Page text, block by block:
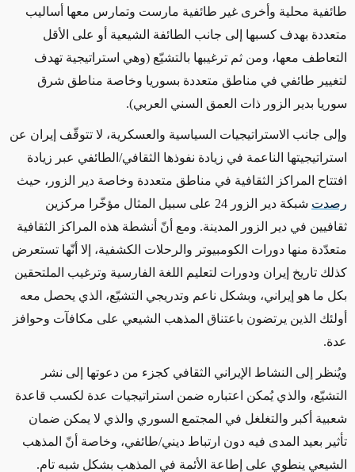
طائفية محلية وأخرى غير طائفية مارست وتمارس معها أساليب
متعددة بهدف كسبها إلى جانب الطائفة الشيعية أو على الأقل
التعاطف معها، ومن ثم ترغيبها بالتشيّع (وهي استراتيجية تهدف
لتغيير طائفي في مناطق متعددة بسوريا وخاصة مناطق شرق
سوريا بدير الزور ذات العمق السني العربي).
وإلى جانب الاستراتيجيات السياسية والعسكرية، لا تتوقّف إيران عن
استراتيجيتها الناعمة في زيادة نفوذها الثقافي/الطائفي عبر زيادة
افتتاح المراكز الثقافية في مناطق متعددة وخاصة دير الزور، حيث
رصدت
شبكة دير الزور 24 على سبيل المثال مؤخّرا مركزين
ثقافيين في دير الزور المدينة. ومع أنّ أنشطة هذه المراكز الثقافية
متعدّدة منها دورات الكومبيوتر والرحلات الكشفية، إلا أنّها تستعرض
كذلك تاريخ إيران ودورات لتعليم اللغة الفارسية وترغيب الملتحقين
بكل ما هو إيراني، وبشكل ناعم وتدريجي التشيّع، الذي يحصل معه
أولئك الذين يرتضون باعتناق المذهب الشيعي على مكافآت وحوافز
عدة.
ويُنظر إلى النشاط الإيراني الثقافي كجزء من دعوتها إلى نشر
التشيّع، والذي يُمكن اعتباره ضمن استراتيجيات عدة لكسب قاعدة
شعبية أكبر والتغلغل في المجتمع السوري والذي لا يمكن ضمان
تأثير بعيد المدى فيه دون ارتباط ديني/طائفي، وخاصة أنّ المذهب
الشيعي ينطوي على إطاعة الأئمة في المذهب بشكل شبه تام.